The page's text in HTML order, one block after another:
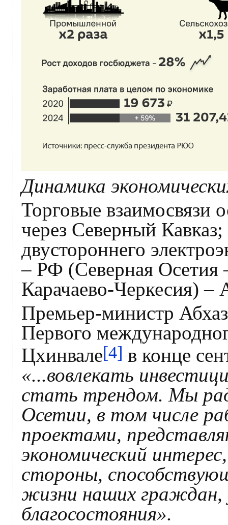
Динамика
Торговые взаимосвязи
через Северный
двустороннего
– РФ (Северная Осетия
Карачаево-Черкесия) –
Премьер-министр
Первого
Цхинвале[4] в конце
«...вовлекать
стать трендом. Мы
Осетии, в том числе
проектами,
экономический
стороны,
жизни наших граждан,
благосостояния».